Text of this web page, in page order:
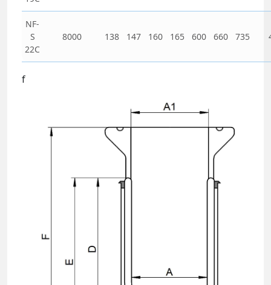
NF-
S
22C
8000 138 147 160 165 600 660 735
f